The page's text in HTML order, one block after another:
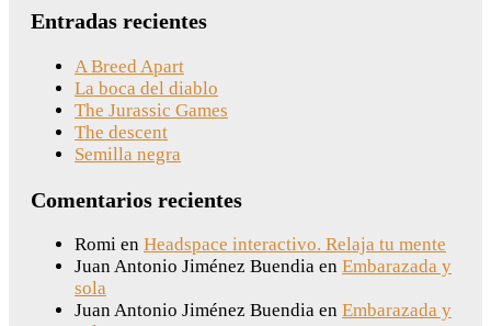
Entradas recientes
A Breed Apart
La boca del diablo
The Jurassic Games
The descent
Semilla negra
Comentarios recientes
Romi en Headspace interactivo. Relaja tu mente
Juan Antonio Jiménez Buendia en Embarazada y
sola
Juan Antonio Jiménez Buendia en Embarazada y